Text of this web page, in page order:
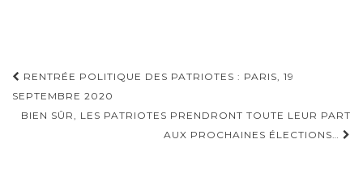
b
o
o
o
n
er
Navigation
d'article
RENTRÉE POLITIQUE DES PATRIOTES : PARIS, 19
SEPTEMBRE 2020
BIEN SÛR, LES PATRIOTES PRENDRONT TOUTE LEUR PART
AUX PROCHAINES ÉLECTIONS…